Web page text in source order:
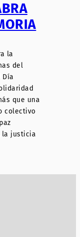
la
del
que una
colectivo
la justicia